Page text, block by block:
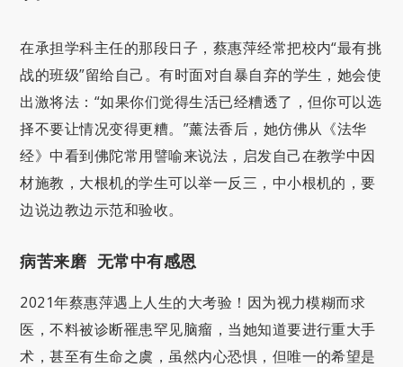
在承担学科主任的那段日子，蔡惠萍经常把校内“最有挑
战的班级”留给自己。有时面对自暴自弃的学生，她会使
出激将法：“如果你们觉得生活已经糟透了，但你可以选
择不要让情况变得更糟。”薰法香后，她仿佛从《法华
经》中看到佛陀常用譬喻来说法，启发自己在教学中因
材施教，大根机的学生可以举一反三，中小根机的，要
边说边教边示范和验收。
病苦来磨 无常中有感恩
2021年蔡惠萍遇上人生的大考验！因为视力模糊而求
医，不料被诊断罹患罕见脑瘤，当她知道要进行重大手
术，甚至有生命之虞，虽然内心恐惧，但唯一的希望是